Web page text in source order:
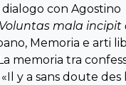
con Agostino
Voluntas mala incipit
Memoria e arti
memoria tra
y a sans doute